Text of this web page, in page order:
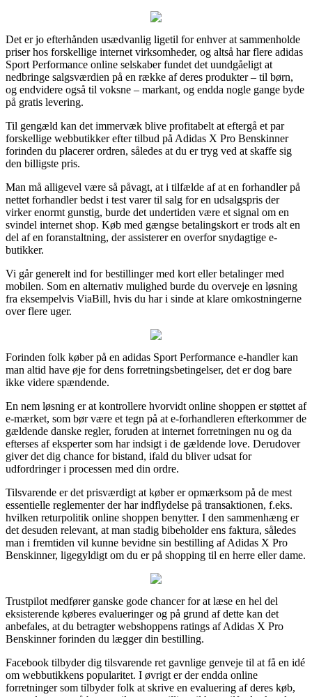
Det er jo efterhånden usædvanlig ligetil for enhver at sammenholde
priser hos forskellige internet virksomheder, og altså har flere adidas
Sport Performance online selskaber fundet det uundgåeligt at
nedbringe salgsværdien på en række af deres produkter – til børn,
og endvidere også til voksne – markant, og endda nogle gange byde
på gratis levering.
Til gengæld kan det immervæk blive profitabelt at eftergå et par
forskellige webbutikker efter tilbud på Adidas X Pro Benskinner
forinden du placerer ordren, således at du er tryg ved at skaffe sig
den billigste pris.
Man må alligevel være så påvagt, at i tilfælde af at en forhandler på
nettet forhandler bedst i test varer til salg for en udsalgspris der
virker enormt gunstig, burde det undertiden være et signal om en
svindel internet shop. Køb med gængse betalingskort er trods alt en
del af en foranstaltning, der assisterer en overfor snydagtige e-
butikker.
Vi går generelt ind for bestillinger med kort eller betalinger med
mobilen. Som en alternativ mulighed burde du overveje en løsning
fra eksempelvis ViaBill, hvis du har i sinde at klare omkostningerne
over flere uger.
Forinden folk køber på en adidas Sport Performance e-handler kan
man altid have øje for dens forretningsbetingelser, det er dog bare
ikke videre spændende.
En nem løsning er at kontrollere hvorvidt online shoppen er støttet af
e-mærket, som bør være et tegn på at e-forhandleren efterkommer de
gældende danske regler, foruden at internet forretningen nu og da
efterses af eksperter som har indsigt i de gældende love. Derudover
giver det dig chance for bistand, ifald du bliver udsat for
udfordringer i processen med din ordre.
Tilsvarende er det prisværdigt at køber er opmærksom på de mest
essentielle reglementer der har indflydelse på transaktionen, f.eks.
hvilken returpolitik online shoppen benytter. I den sammenhæng er
det desuden relevant, at man stadig bibeholder ens faktura, således
man i fremtiden vil kunne bevidne sin bestilling af Adidas X Pro
Benskinner, ligegyldigt om du er på shopping til en herre eller dame.
Trustpilot medfører ganske gode chancer for at læse en hel del
eksisterende køberes evalueringer og på grund af dette kan det
anbefales, at du betragter webshoppens ratings af Adidas X Pro
Benskinner forinden du lægger din bestilling.
Facebook tilbyder dig tilsvarende ret gavnlige genveje til at få en idé
om webbutikkens popularitet. I øvrigt er der endda online
forretninger som tilbyder folk at skrive en evaluering af deres køb,